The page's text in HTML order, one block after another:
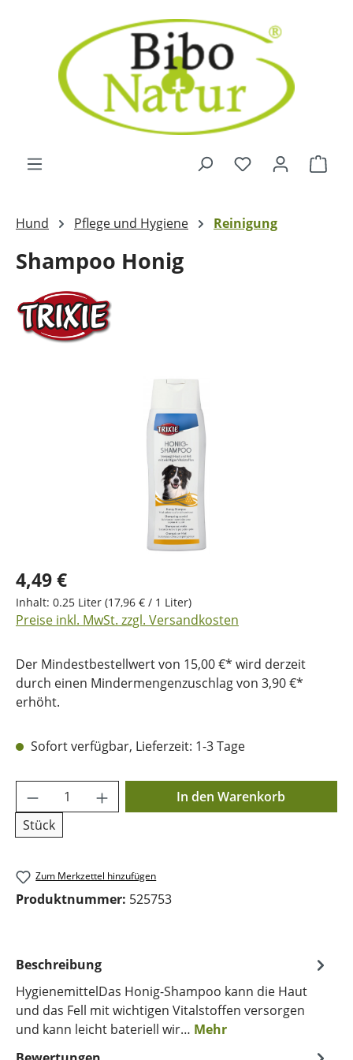
Zum Hauptinhalt springen
Hund Pflege und Hygiene Reinigung
Shampoo Honig
Bildergalerie überspringen
4,49 €
Inhalt: 0.25 Liter (17,96 € / 1 Liter)
Preise inkl. MwSt. zzgl. Versandkosten
Der Mindestbestellwert von 15,00 €* wird derzeit
durch einen Mindermengenzuschlag von 3,90 €*
erhöht.
Sofort verfügbar, Lieferzeit: 1-3 Tage
Produkt Anzahl: Gib den gewünschten
Stück
In den Warenkorb
Zum Merkzettel hinzufügen
Produktnummer: 525753
Beschreibung
HygienemittelDas Honig-Shampoo kann die Haut
und das Fell mit wichtigen Vitalstoffen versorgen
und kann leicht bateriell wir… Mehr